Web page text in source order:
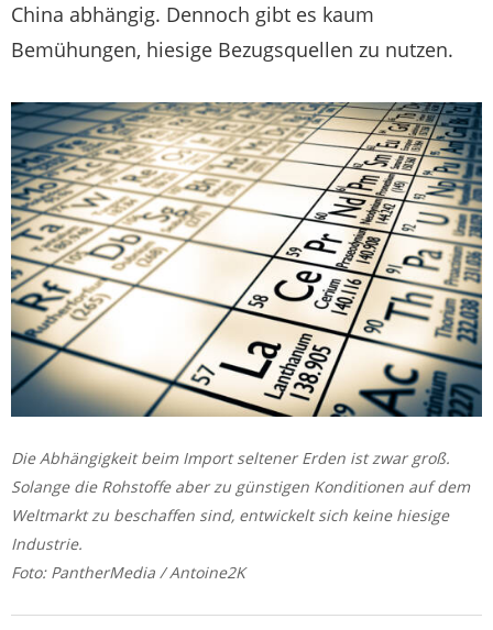
China abhängig. Dennoch gibt es kaum
Bemühungen, hiesige Bezugsquellen zu nutzen.
Die Abhängigkeit beim Import seltener Erden ist zwar groß.
Solange die Rohstoffe aber zu günstigen Konditionen auf dem
Weltmarkt zu beschaffen sind, entwickelt sich keine hiesige
Industrie.
Foto: PantherMedia / Antoine2K